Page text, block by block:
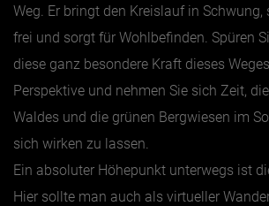
Weg. Er bringt den Kreislauf in Schwung,
frei und sorgt für Wohlbefinden. Spüren
diese ganz besondere Kraft dieses
Perspektive und nehmen Sie sich Zeit,
Waldes und die grünen Bergwiesen im
sich wirken zu lassen.
Ein absoluter Höhepunkt unterwegs ist
Hier sollte man auch als virtueller